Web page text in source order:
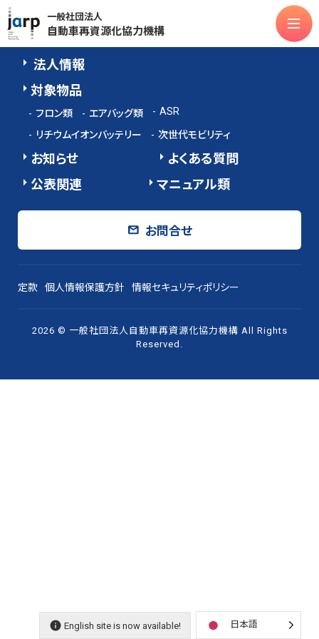
English site is now available!
一般社団法人
自動車再資源化協力機構
法人情報
対象物品
フロン類 エアバッグ類 ASR
リチウムイオンバッテリー 次世代モビリティ
お知らせ
よくある質問
公表関連
マニュアル類
法人情報
対象物品
フロン類 エアバッグ類 ASR
リチウムイオンバッテリー 次世代モビリティ
お知らせ
よくある質問
公表関連
マニュアル類
お問合せ
定款 個人情報保護方針 情報セキュリティポリシー
2026 © 一般社団法人自動車再資源化協力機構 All Rights
Reserved.
日本語